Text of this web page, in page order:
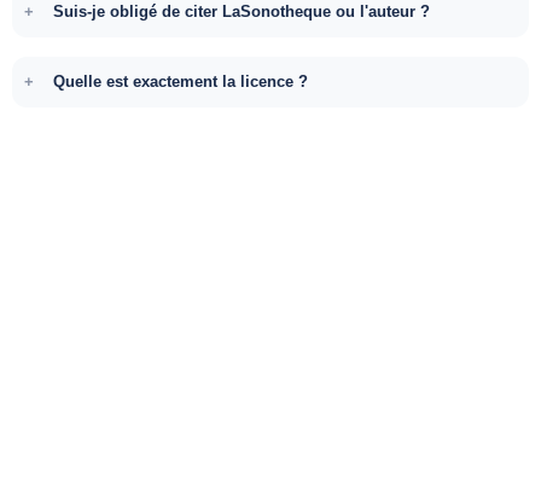
Suis-je obligé de citer LaSonotheque ou l'auteur ?
Quelle est exactement la licence ?